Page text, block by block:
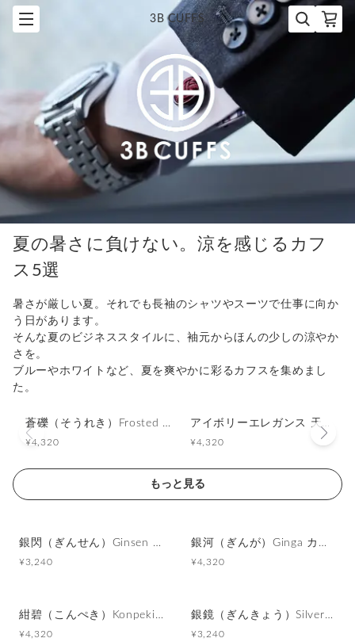
3B CUFFS
夏の暑さに負けない。涼を感じるカフ
ス5選
暑さが厳しい夏。それでも長袖のシャツやスーツで仕事に向か
う日があります。
そんな夏のビジネススタイルに、袖元からほんの少しの涼やか
さを。
ブルーやホワイトなど、夏を爽やかに彩るカフスを集めまし
た。
蒼礫（そうれき）Frosted Azure カフスボタン Advanced 508
¥4,320
アイボリーエレガンス 天然貝の輝きカフスボタン Advanced 477
¥4,320
もっと見る
銀閃（ぎんせん）Ginsen カフスボタン Modern 625
¥3,240
銀河（ぎんが）Ginga カフスボタン Advanced 524
¥4,320
紺碧（こんぺき）Konpeki カフスボタン Advanced 523
¥4,320
銀鏡（ぎんきょう）Silver Prism カフスボタン Modern 624
¥3,240